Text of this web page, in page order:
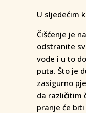
U sljedećim
Čišćenje je
odstranite
vode i u to
puta. Što je
zasigurno
da različitim
pranje će